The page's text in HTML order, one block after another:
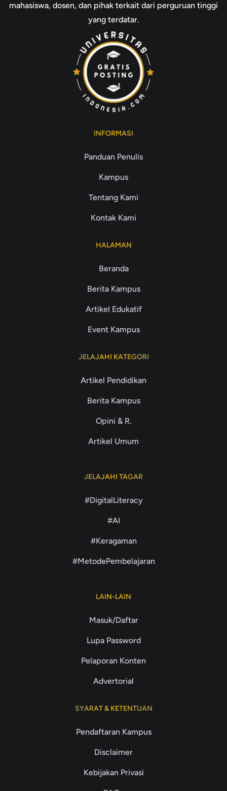
mahasiswa, dosen, dan pihak terkait dari perguruan tinggi
yang terdatar.
INFORMASI
Panduan Penulis
Kampus
Tentang Kami
Kontak Kami
HALAMAN
Beranda
Berita Kampus
Artikel Edukatif
Event Kampus
JELAJAHI KATEGORI
Artikel Pendidikan
Berita Kampus
Opini & R.
Artikel Umum
JELAJAHI TAGAR
#DigitalLiteracy
#AI
#Keragaman
#MetodePembelajaran
LAIN-LAIN
Masuk/Daftar
Lupa Password
Pelaporan Konten
Advertorial
SYARAT & KETENTUAN
Pendaftaran Kampus
Disclaimer
Kebijakan Privasi